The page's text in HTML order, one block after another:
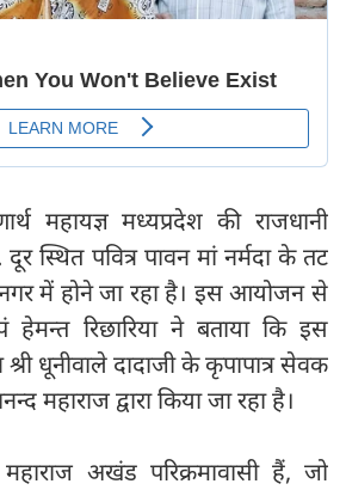
महायज्ञ मध्यप्रदेश की राजधानी
स्थित पवित्र पावन मां नर्मदा के तट
में होने जा रहा है। इस आयोजन से
हेमन्त रिछारिया ने बताया कि इस
धूनीवाले दादाजी के कृपापात्र सेवक
महाराज द्वारा किया जा रहा है।
महाराज अखंड परिक्रमावासी हैं, जो